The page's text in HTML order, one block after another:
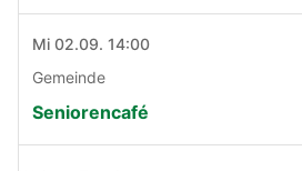
Mi 02.09. 14:00
Gemeinde
Seniorencafé